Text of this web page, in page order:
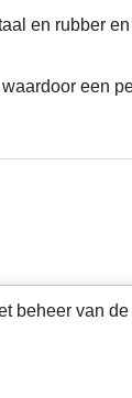
en rubber
een
beheer van de